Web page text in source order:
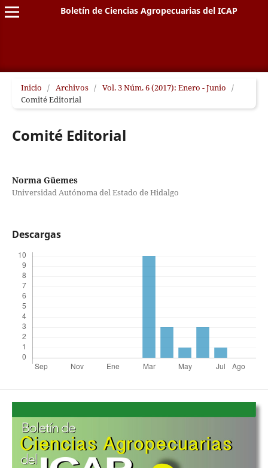
Boletín de Ciencias Agropecuarias del ICAP
Inicio / Archivos / Vol. 3 Núm. 6 (2017): Enero - Junio /
Comité Editorial
Comité Editorial
Norma Güemes
Universidad Autónoma del Estado de Hidalgo
Descargas